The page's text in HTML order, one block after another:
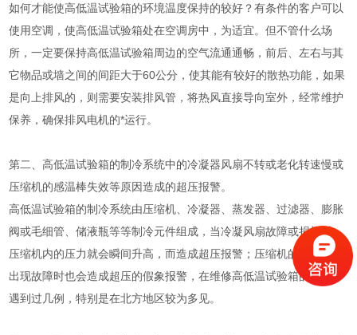
如何才能使高低温试验箱的环境温度保持的较好？有条件的客户可以
使用空调，使高低温试验箱处在空调房中，为适宜。但不管什么场
所，一定要保持高低温试验箱周边的空气流通通畅，前后、左右与其
它物品或墙之间的间距大于60公分，使其能有较好的散热功能，如果
是向上排风的，则需要安装排风管，将热风直接导向室外，经常维护
保养，确保排风电机的*运行。
第二、高低温试验箱的制冷系统中的冷凝器风扇不转或老化转速慢或
压缩机的感温棒失效等原因造成的超压报警。
高低温试验箱的制冷系统由压缩机、冷凝器、蒸发器、过滤器、膨胀
阀或毛细管、储液瓶等等制冷元件组成，当冷凝风扇故障或损坏时，
压缩机内的压力就会瞬间升高，而造成超压报警；压缩机的感温棒如
出现故障时也会造成超压的假象报警，在维修高低温试验箱的过程中
遇到过几例，特别是在北方地区较为多见。